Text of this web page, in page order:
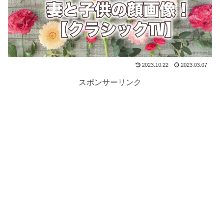
2023.10.22 2023.03.07
スポンサーリンク